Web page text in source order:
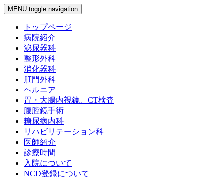
MENU toggle navigation
トップページ
病院紹介
泌尿器科
整形外科
消化器科
肛門外科
ヘルニア
胃・大腸内視鏡、CT検査
腹腔鏡手術
糖尿病内科
リハビリテーション科
医師紹介
診療時間
入院について
NCD登録について